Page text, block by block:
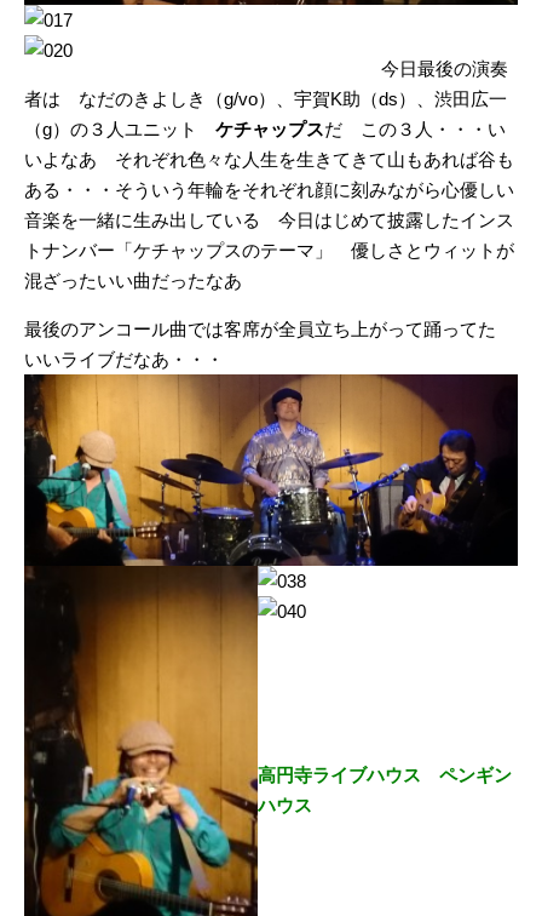
今日最後の演奏
者は なだのきよしき（g/vo）、宇賀K助（ds）、渋田広一
（g）の３人ユニット ケチャップスだ この３人・・・い
いよなあ それぞれ色々な人生を生きてきて山もあれば谷も
ある・・・そういう年輪をそれぞれ顔に刻みながら心優しい
音楽を一緒に生み出している 今日はじめて披露したインス
トナンバー「ケチャップスのテーマ」 優しさとウィットが
混ざったいい曲だったなあ
最後のアンコール曲では客席が全員立ち上がって踊ってた
いいライブだなあ・・・
高円寺ライブハウス ペンギン
ハウス